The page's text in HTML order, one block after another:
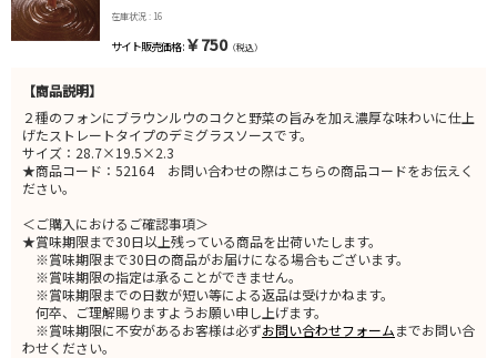
在庫状況 : 16
サイト販売価格 : ￥750（税込）
【商品説明】
２種のフォンにブラウンルウのコクと野菜の旨みを加え濃厚な味わいに仕上
げたストレートタイプのデミグラスソースです。
サイズ：28.7×19.5×2.3
★商品コード：52164 お問い合わせの際はこちらの商品コードをお伝えく
ださい。
＜ご購入におけるご確認事項＞
★賞味期限まで30日以上残っている商品を出荷いたします。
※賞味期限まで30日の商品がお届けになる場合もございます。
※賞味期限の指定は承ることができません。
※賞味期限までの日数が短い等による返品は受けかねます。
何卒、ご理解賜りますようお願い申し上げます。
※賞味期限に不安があるお客様は必ずお問い合わせフォームまでお問い合
わせください。